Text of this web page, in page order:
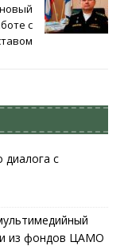
с
диалога с
из фондов ЦАМО